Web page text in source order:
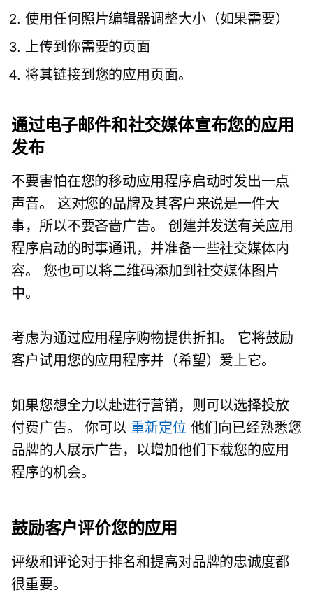
使用任何照片编辑器调整大小（如果需要）
上传到你需要的页面
将其链接到您的应用页面。
通过电子邮件和社交媒体宣布您的应用
发布
不要害怕在您的移动应用程序启动时发出一点
声音。 这对您的品牌及其客户来说是一件大
事，所以不要吝啬广告。 创建并发送有关应用
程序启动的时事通讯，并准备一些社交媒体内
容。 您也可以将二维码添加到社交媒体图片
中。
考虑为通过应用程序购物提供折扣。 它将鼓励
客户试用您的应用程序并（希望）爱上它。
如果您想全力以赴进行营销，则可以选择投放
付费广告。 你可以 重新定位 他们向已经熟悉您
品牌的人展示广告，以增加他们下载您的应用
程序的机会。
鼓励客户评价您的应用
评级和评论对于排名和提高对品牌的忠诚度都
很重要。